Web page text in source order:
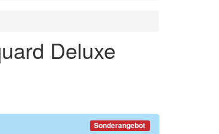
Deluxe
Sonderangebot